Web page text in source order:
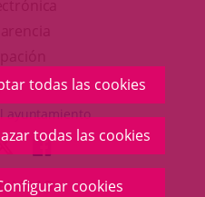
todas las cookies
todas las cookies
cookies
en
una
ventana
nueva.
aplicación
externa.
ayuntamiento
ENLACE
A
UNA
ENLACE
A
UNA